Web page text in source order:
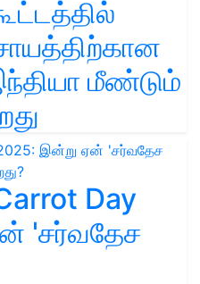
மீண்டும்
Day
'சர்வதேச